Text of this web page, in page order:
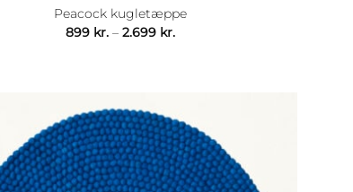
Peacock kugletæppe
899 kr. – 2.699 kr.Prisinterval: